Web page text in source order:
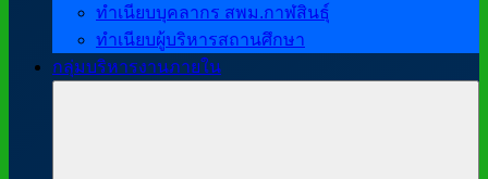
ทำเนียบบุคลากร สพม.กาฬสินธุ์
ทำเนียบผู้บริหารสถานศึกษา
กลุ่มบริหารงานภายใน